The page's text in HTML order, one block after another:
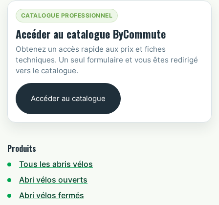
CATALOGUE PROFESSIONNEL
Accéder au catalogue ByCommute
Obtenez un accès rapide aux prix et fiches
techniques. Un seul formulaire et vous êtes redirigé
vers le catalogue.
Accéder au catalogue
Produits
Tous les abris vélos
Abri vélos ouverts
Abri vélos fermés